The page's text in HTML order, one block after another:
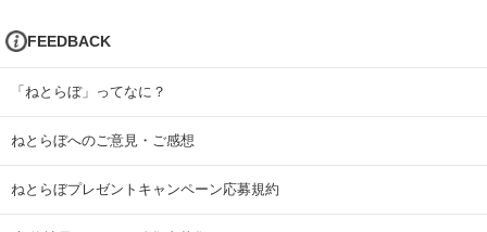
FEEDBACK
「ねとらぼ」ってなに？
ねとらぼへのご意見・ご感想
ねとらぼプレゼントキャンペーン応募規約